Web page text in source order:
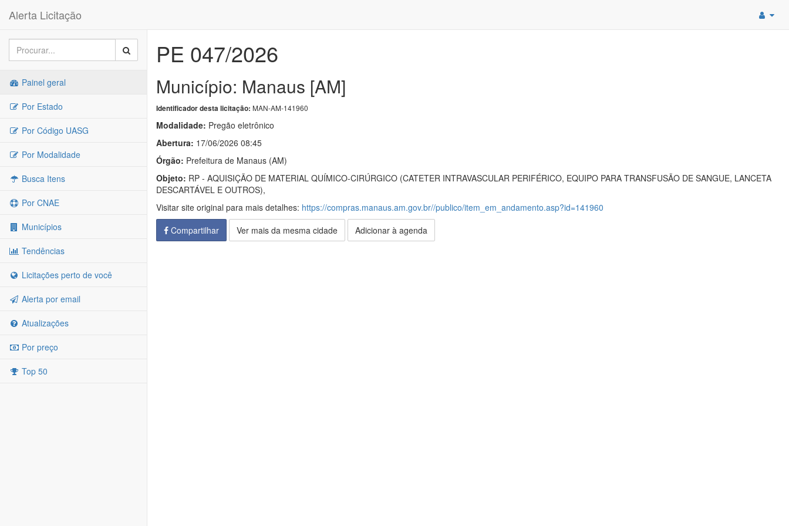
Alerta Licitação
Painel geral
Por Estado
Por Código UASG
Por Modalidade
Busca Itens
Por CNAE
Municípios
Tendências
Licitações perto de você
Alerta por email
Atualizações
Por preço
Top 50
PE 047/2026
Município: Manaus [AM]
Identificador desta licitação: MAN-AM-141960
Modalidade: Pregão eletrônico
Abertura: 17/06/2026 08:45
Órgão: Prefeitura de Manaus (AM)
Objeto: RP - AQUISIÇÃO DE MATERIAL QUÍMICO-CIRÚRGICO (CATETER INTRAVASCULAR PERIFÉRICO, EQUIPO PARA TRANSFUSÃO DE SANGUE, LANCETA
DESCARTÁVEL E OUTROS),
Visitar site original para mais detalhes: https://compras.manaus.am.gov.br//publico/item_em_andamento.asp?id=141960
Compartilhar
Ver mais da mesma cidade Adicionar à agenda